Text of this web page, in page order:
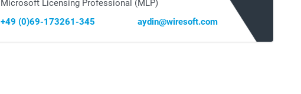
Microsoft Licensing Professional (MLP)
+49 (0)69-173261-345
aydin@wiresoft.com